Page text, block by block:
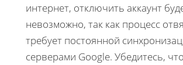
интернет, отключить аккаунт
невозможно, так как процесс
требует постоянной
серверами Google. Убедитесь,